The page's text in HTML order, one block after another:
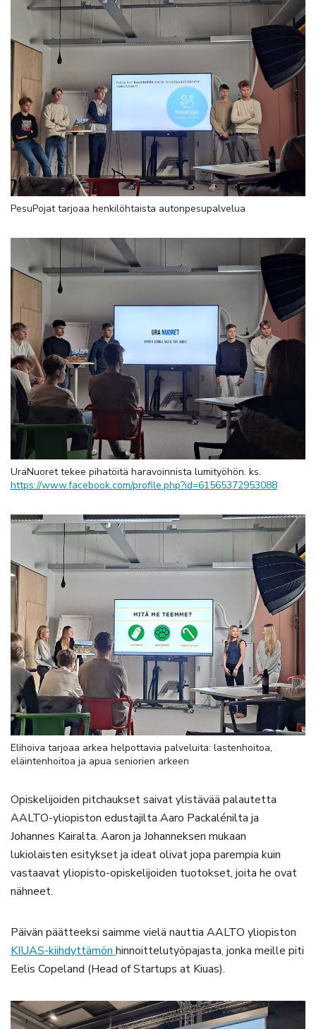
PesuPojat tarjoaa henkilöhtaista autonpesupalvelua
UraNuoret tekee pihatöitä haravoinnista lumityöhön. ks.
https://www.facebook.com/profile.php?id=61565372953088
Elihoiva tarjoaa arkea helpottavia palveluita: lastenhoitoa,
eläintenhoitoa ja apua seniorien arkeen
Opiskelijoiden pitchaukset saivat ylistävää palautetta
AALTO-yliopiston edustajilta Aaro Packalénilta ja
Johannes Kairalta. Aaron ja Johanneksen mukaan
lukiolaisten esitykset ja ideat olivat jopa parempia kuin
vastaavat yliopisto-opiskelijoiden tuotokset, joita he ovat
nähneet.
Päivän päätteeksi saimme vielä nauttia AALTO yliopiston
KIUAS-kiihdyttämön hinnoittelutyöpajasta, jonka meille piti
Eelis Copeland (Head of Startups at Kiuas).